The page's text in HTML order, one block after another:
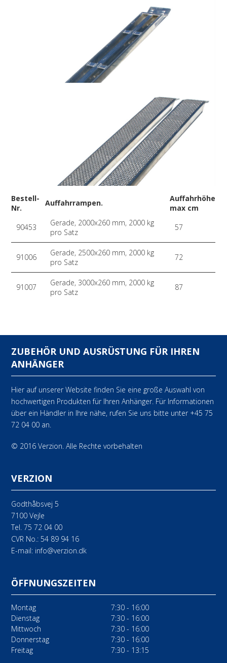
Bestell-
Nr.
Auffahrrampen.
Auffahrhöhe
max cm
90453
Gerade, 2000x260 mm, 2000 kg
pro Satz
57
91006
Gerade, 2500x260 mm, 2000 kg
pro Satz
72
91007
Gerade, 3000x260 mm, 2000 kg
pro Satz
87
ZUBEHÖR UND AUSRÜSTUNG FÜR IHREN
ANHÄNGER
Hier auf unserer Website finden Sie eine große Auswahl von
hochwertigen Produkten für Ihren Anhänger. Für Informationen
über ein Händler in Ihre nähe, rufen Sie uns bitte unter +45 75
72 04 00 an.
© 2016 Verzion. Alle Rechte vorbehalten
VERZION
Godthåbsvej 5
7100 Vejle
Tel.75 72 04 00
CVR No.: 54 89 94 16
E-mail: info@verzion.dk
ÖFFNUNGSZEITEN
Montag
7:30 - 16:00
Dienstag
7:30 - 16:00
Mittwoch
7:30 - 16:00
Donnerstag
7:30 - 16:00
Freitag
7:30 - 13:15